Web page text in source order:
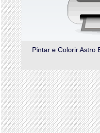
Pintar e Colorir Astro